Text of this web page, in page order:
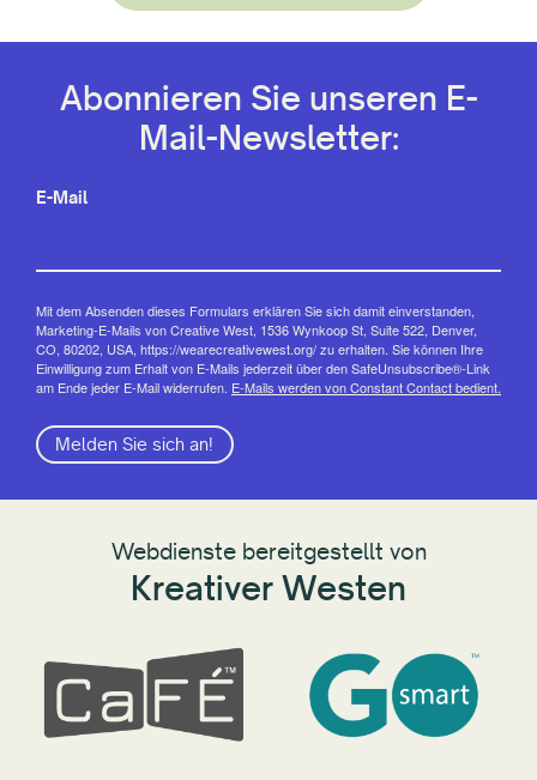
Abonnieren Sie unseren E-
Mail-Newsletter:
E-Mail
Mit dem Absenden dieses Formulars erklären Sie sich damit einverstanden,
Marketing-E-Mails von Creative West, 1536 Wynkoop St, Suite 522, Denver,
CO, 80202, USA, https://wearecreativewest.org/ zu erhalten. Sie können Ihre
Einwilligung zum Erhalt von E-Mails jederzeit über den SafeUnsubscribe®-Link
am Ende jeder E-Mail widerrufen. E-Mails werden von Constant Contact bedient.
Melden Sie sich an!
Webdienste bereitgestellt von
Kreativer Westen